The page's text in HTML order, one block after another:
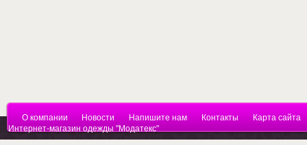
О компании Новости Напишите нам Контакты
Карта сайта
Интернет-магазин одежды "Модатекс"